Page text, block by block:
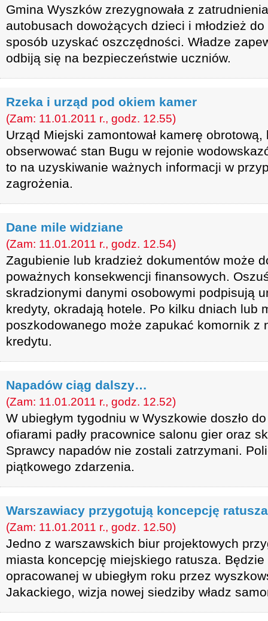
Gmina Wyszków zrezygnowała z
autobusach dowożących dzieci i młodzież do
sposób uzyskać oszczędności. Władze
odbiją się na bezpieczeństwie uczniów.
Rzeka i urząd pod okiem kamer
(Zam: 11.01.2011 r., godz. 12.55)
Urząd Miejski zamontował kamerę obrotową,
obserwować stan Bugu w rejonie
to na uzyskiwanie ważnych informacji w
zagrożenia.
Dane mile widziane
(Zam: 11.01.2011 r., godz. 12.54)
Zagubienie lub kradzież dokumentów może
poważnych konsekwencji finansowych.
skradzionymi danymi osobowymi podpisują
kredyty, okradają hotele. Po kilku dniach lub
poszkodowanego może zapukać komornik z
kredytu.
Napadów ciąg dalszy…
(Zam: 11.01.2011 r., godz. 12.52)
W ubiegłym tygodniu w Wyszkowie doszło
ofiarami padły pracownice salonu gier oraz
Sprawcy napadów nie zostali zatrzymani.
piątkowego zdarzenia.
Warszawiacy przygotują koncepcję ratusza
(Zam: 11.01.2011 r., godz. 12.50)
Jedno z warszawskich biur projektowych
miasta koncepcję miejskiego ratusza.
opracowanej w ubiegłym roku przez
Jakackiego, wizja nowej siedziby władz